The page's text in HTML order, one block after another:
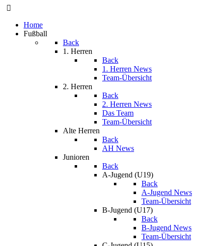
Home
Fußball
Back
1. Herren
Back
1. Herren News
Team-Übersicht
2. Herren
Back
2. Herren News
Das Team
Team-Übersicht
Alte Herren
Back
AH News
Junioren
Back
A-Jugend (U19)
Back
A-Jugend News
Team-Übersicht
B-Jugend (U17)
Back
B-Jugend News
Team-Übersicht